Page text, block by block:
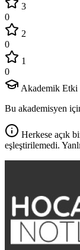
3
0
2
0
1
0
Akademik Etki
Bu akademisyen
Herkese açık
eşleştirilemedi.